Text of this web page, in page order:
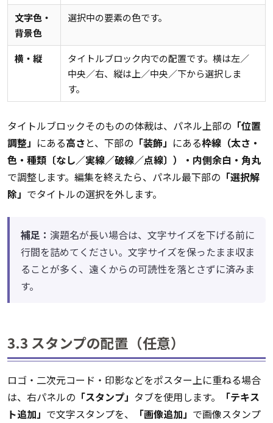
文字色・
背景色
選択中の要素の色です。
横・縦
タイトルブロック内での配置です。横は左／
中央／右、縦は上／中央／下から選択しま
す。
タイトルブロックそのものの体裁は、パネル上部の 「位置
調整」 にある高さと、下部の 「装飾」 にある枠線（太さ・
色・種類〔なし／実線／破線／点線〕）・内側余白・角丸
で調整します。編集を終えたら、パネル最下部の 「選択解
除」 でタイトルの選択を外します。
補足： 演題名が長い場合は、文字サイズを下げる前に
行間を詰めてください。文字サイズを保ったまま収ま
ることが多く、遠くからの可読性を落とさずに済みま
す。
3.3 スタンプの配置（任意）
ロゴ・二次元コード・印影などをポスター上に重ねる場合
は、右パネルの 「スタンプ」 タブを使用します。
「テキス
ト追加」 で文字スタンプを、 「画像追加」 で画像スタンプ